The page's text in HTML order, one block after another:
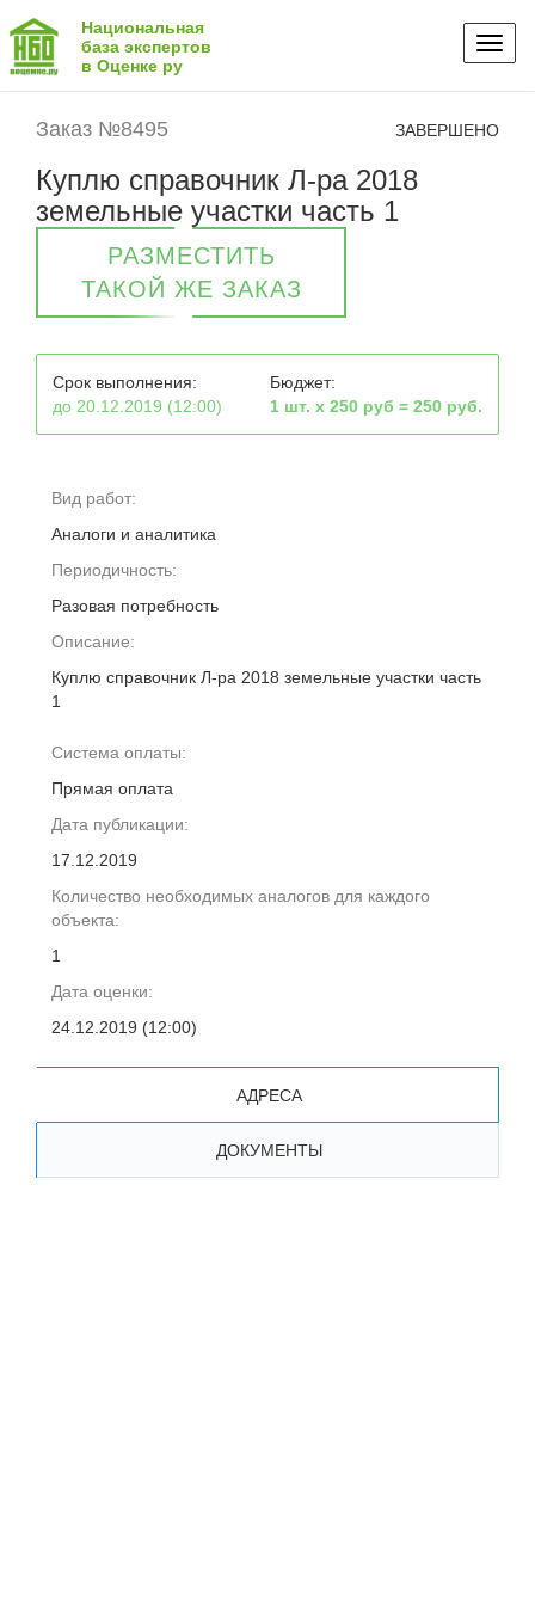
Национальная
база экспертов
в Оценке ру
Заказ №8495 ЗАВЕРШЕНО
Куплю справочник Л-ра 2018
земельные участки часть 1
РАЗМЕСТИТЬ
ТАКОЙ ЖЕ ЗАКАЗ
Срок выполнения:
до 20.12.2019 (12:00)
Бюджет:
1 шт. х 250 руб = 250 руб.
Вид работ:
Аналоги и аналитика
Периодичность:
Разовая потребность
Описание:
Куплю справочник Л-ра 2018 земельные участки часть
1
Система оплаты:
Прямая оплата
Дата публикации:
17.12.2019
Количество необходимых аналогов для каждого
объекта:
1
Дата оценки:
24.12.2019 (12:00)
АДРЕСА
ДОКУМЕНТЫ